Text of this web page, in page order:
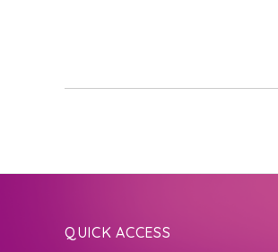
images
QUICK ACCESS